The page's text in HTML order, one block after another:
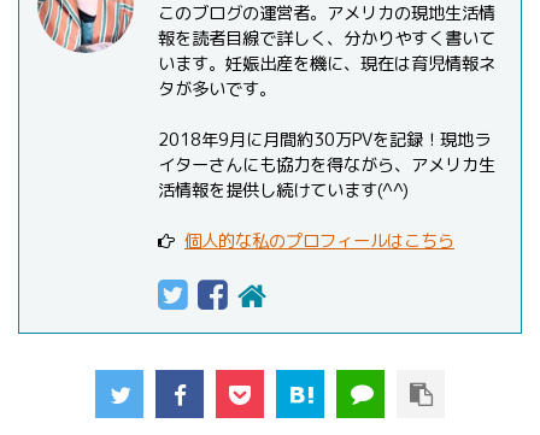
このブログの運営者。アメリカの現地生活情
報を読者目線で詳しく、分かりやすく書いて
います。妊娠出産を機に、現在は育児情報ネ
タが多いです。
2018年9月に月間約30万PVを記録！現地ラ
イターさんにも協力を得ながら、アメリカ生
活情報を提供し続けています(^^)
個人的な私のプロフィールはこちら